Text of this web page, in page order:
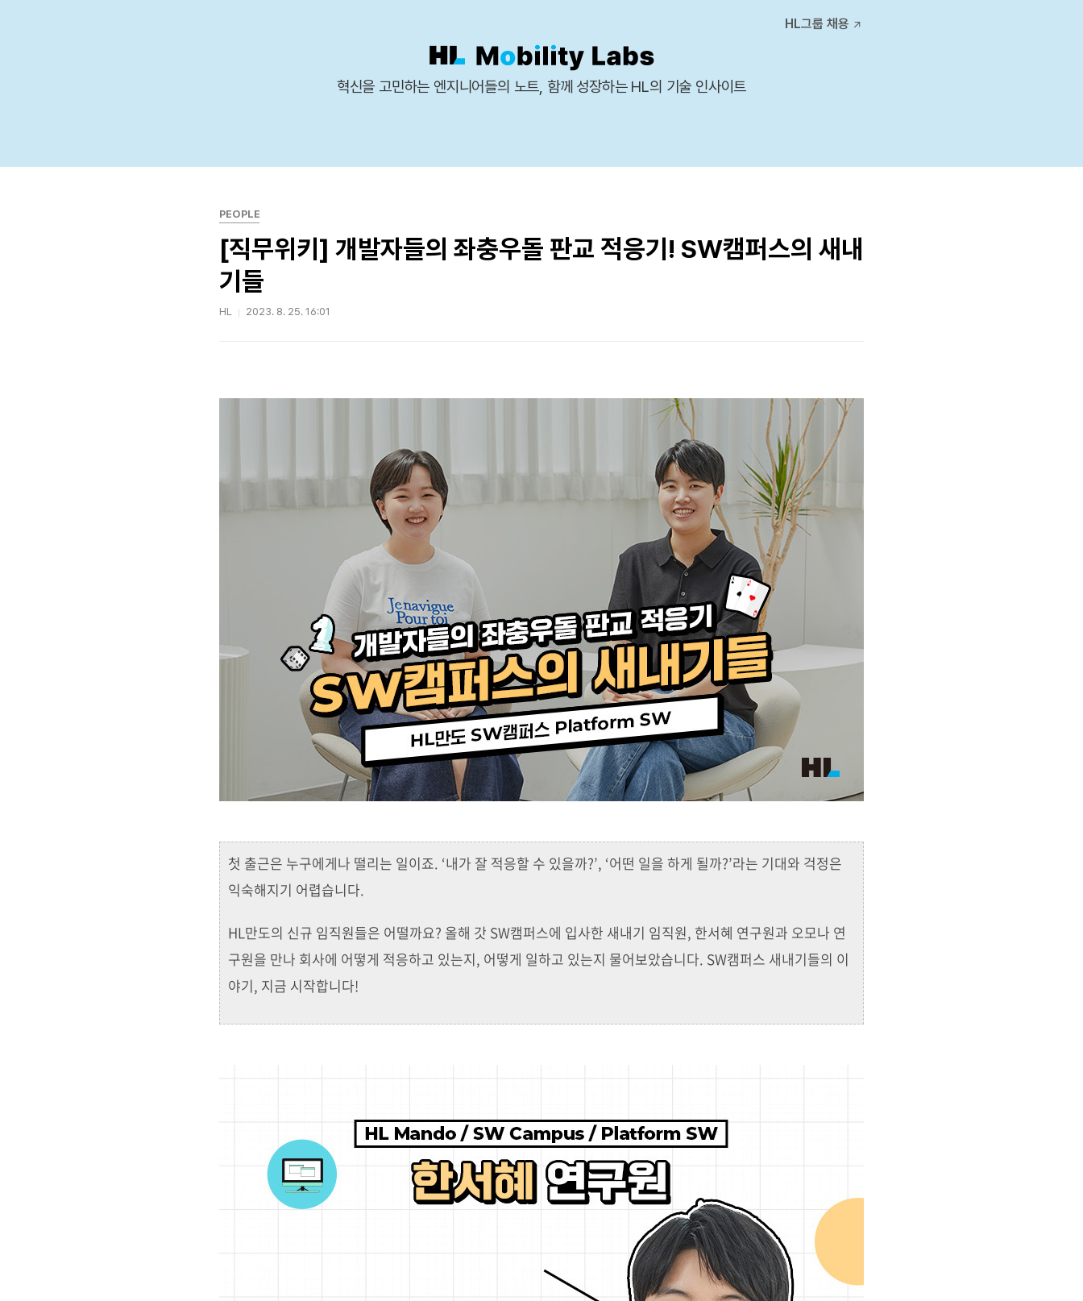
HL그룹 채용
혁신을 고민하는 엔지니어들의 노트, 함께 성장하는 HL의 기술 인사이트
PEOPLE
[직무위키] 개발자들의 좌충우돌 판교 적응기! SW캠퍼스의 새내
기들
HL 2023. 8. 25. 16:01
첫 출근은 누구에게나 떨리는 일이죠. ‘내가 잘 적응할 수 있을까?’, ‘어떤 일을 하게 될까?’라는 기대와 걱정은
익숙해지기 어렵습니다.
HL만도의 신규 임직원들은 어떨까요? 올해 갓 SW캠퍼스에 입사한 새내기 임직원, 한서혜 연구원과 오모나 연
구원을 만나 회사에 어떻게 적응하고 있는지, 어떻게 일하고 있는지 물어보았습니다. SW캠퍼스 새내기들의 이
야기, 지금 시작합니다!